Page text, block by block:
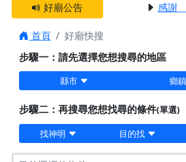
好廟公告 感謝
首頁
好廟快搜
步驟一：請先選擇您想搜尋的地區
縣市 鄉
步驟二：再搜尋您想找尋的條件(單選)
找神明 目的找